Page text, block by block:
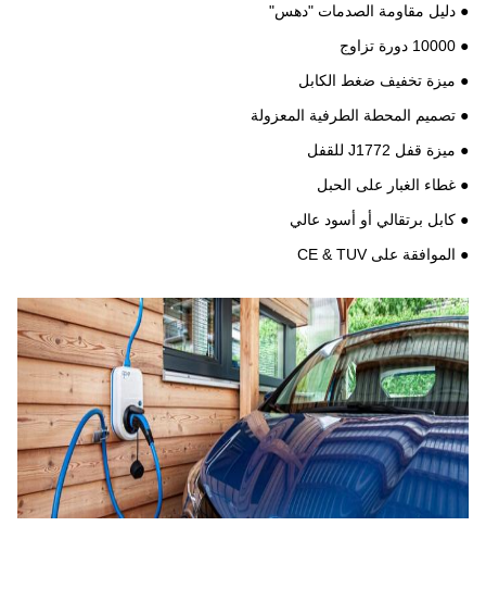
● دليل مقاومة الصدمات "دهس"
● 10000 دورة تزاوج
● ميزة تخفيف ضغط الكابل
● تصميم المحطة الطرفية المعزولة
● ميزة قفل J1772 للقفل
● غطاء الغبار على الحبل
● كابل برتقالي أو أسود عالي
● الموافقة على CE & TUV